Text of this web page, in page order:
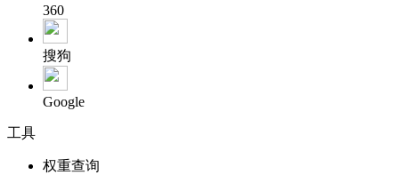
360
搜狗
Google
工具
权重查询